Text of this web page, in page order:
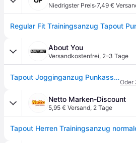
Niedrigster Preis·7,49 €
Regular Fit Trainingsanzug Tapout
About You
Versandkostenfrei, 2–3 Tage
Tapout Jogginganzug Punkass Track
Oder
Netto Marken-Discount
5,95 € Versand, 2 Tage